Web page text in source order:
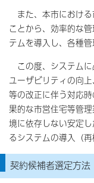
また、本市におけ
ことから、効率的な
テムを導入し、各種
この度、システムに
ユーザビリティの向
等の改正に伴う対応
果的な市営住宅等管
境に依存しない安定
るシステムの導入（再
契約候補者選定方法